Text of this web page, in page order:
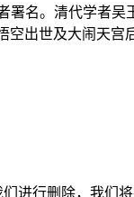
名。清代学者
出世及大闹天
行删除，我们将